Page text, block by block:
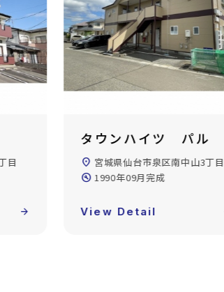
目
arrow_forward
クレスト泉
location_on 宮城県仙台市泉区市名坂字本屋
敷
build_circle